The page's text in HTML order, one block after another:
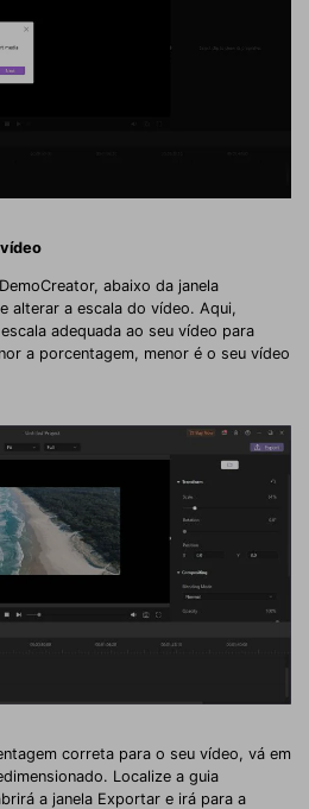
abaixo da janela
alterar a escala do vídeo. Aqui,
adequada ao seu vídeo para
a porcentagem, menor é o seu vídeo
correta para o seu vídeo, vá em
Localize a guia
a janela Exportar e irá para a